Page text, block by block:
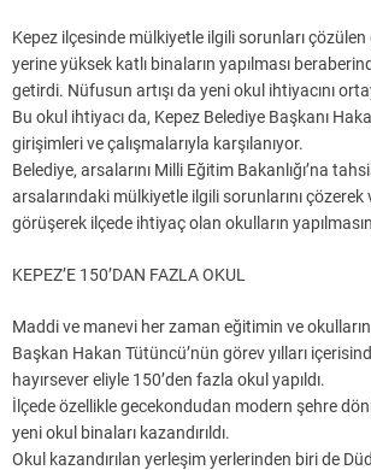
Kepez ilçesinde mülkiyetle ilgili sorunları çözülen
yerine yüksek katlı binaların yapılması
getirdi. Nüfusun artışı da yeni okul ihtiyacını
Bu okul ihtiyacı da, Kepez Belediye Başkanı
girişimleri ve çalışmalarıyla karşılanıyor.
Belediye, arsalarını Milli Eğitim Bakanlığı’na
arsalarındaki mülkiyetle ilgili sorunlarını çözerek
görüşerek ilçede ihtiyaç olan okulların
KEPEZ’E 150’DAN FAZLA OKUL
Maddi ve manevi her zaman eğitimin ve
Başkan Hakan Tütüncü’nün görev yılları
hayırsever eliyle 150’den fazla okul yapıldı.
İlçede özellikle gecekondudan modern şehre
yeni okul binaları kazandırıldı.
Okul kazandırılan yerleşim yerlerinden biri de